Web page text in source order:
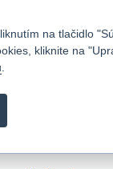
bežných
na tlačidlo
kliknite na